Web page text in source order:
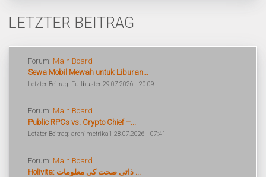
LETZTER BEITRAG
Forum: Main Board
Sewa Mobil Mewah untuk Liburan...
Letzter Beitrag: Fullbuster 29.07.2026 - 20:09
Forum: Main Board
Public RPCs vs. Crypto Chief –...
Letzter Beitrag: archimetrika1 28.07.2026 - 07:41
Forum: Main Board
Holivita: ذاتی صحت کی معلومات ...